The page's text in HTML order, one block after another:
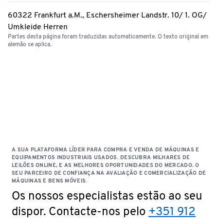
60322 Frankfurt a.M., Eschersheimer Landstr. 10/ 1. OG/
Umkleide Herren
Partes desta página foram traduzidas automaticamente. O texto original em
alemão se aplica.
A SUA PLATAFORMA LÍDER PARA COMPRA E VENDA DE MÁQUINAS E
EQUIPAMENTOS INDUSTRIAIS USADOS. DESCUBRA MILHARES DE
LEILÕES ONLINE, E AS MELHORES OPORTUNIDADES DO MERCADO. O
SEU PARCEIRO DE CONFIANÇA NA AVALIAÇÃO E COMERCIALIZAÇÃO DE
MÁQUINAS E BENS MÓVEIS.
Os nossos especialistas estão ao seu
dispor. Contacte-nos pelo +351 912